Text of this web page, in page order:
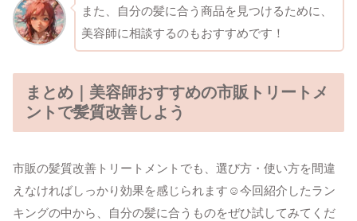
また、自分の髪に合う商品を見つけるために、
美容師に相談するのもおすすめです！
まとめ｜美容師おすすめの市販トリートメ
ントで髪質改善しよう
市販の髪質改善トリートメントでも、選び方・使い方を間違
えなければしっかり効果を感じられます☺今回紹介したラン
キングの中から、自分の髪に合うものをぜひ試してみてくだ